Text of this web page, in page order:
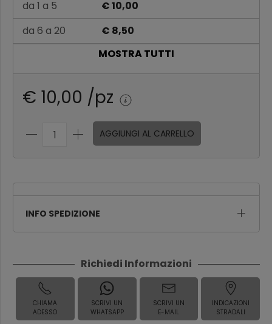
da 1 a 5
€ 10,00
da 6 a 20
€ 8,50
€ 7,10
MOSTRA TUTTI
€ 10,00 /pz
AGGIUNGI AL CARRELLO
INFO SPEDIZIONE
Richiedi Informazioni
CHIAMA
ADESSO
SCRIVI UN
WHATSAPP
SCRIVI UN
E-MAIL
INDICAZIONI
STRADALI